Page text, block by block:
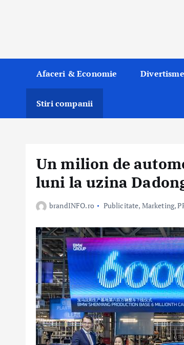
Afaceri & Economie
Stiri companii
Un milion de
luni la uzina
brandINFO.ro Publicitate, Marketing,